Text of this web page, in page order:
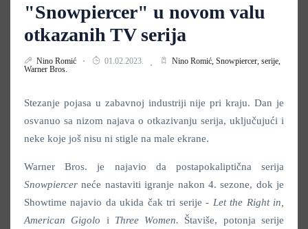
"Snowpiercer" u novom valu
otkazanih TV serija
Nino Romić 01.02.2023. Nino Romić, Snowpiercer, serije,
Warner Bros.
Stezanje pojasa u zabavnoj industriji nije pri kraju. Dan je
osvanuo sa nizom najava o otkazivanju serija, uključujući i
neke koje još nisu ni stigle na male ekrane.
Warner Bros. je najavio da postapokaliptična serija
Snowpiercerneće nastaviti igranje nakon 4. sezone, dok je
Showtime najavio da ukida čak tri serije - Let the Right in,
American Gigolo i Three Women. Štaviše, potonja serije